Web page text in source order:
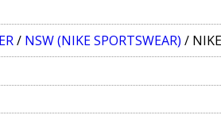
/ NSW (NIKE SPORTSWEAR) / NIKE